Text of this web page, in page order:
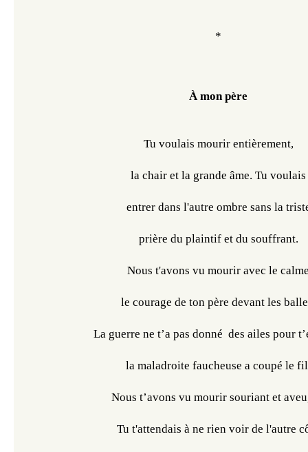
*
À mon père
Tu voulais mourir entièrement,
la chair et la grande âme. Tu voulais
entrer dans l'autre ombre sans la
prière du plaintif et du souffrant.
Nous t'avons vu mourir avec le
le courage de ton père devant les
La guerre ne t’a pas donné  des ailes pour
la maladroite faucheuse a coupé le
Nous t’avons vu mourir souriant et
Tu t'attendais à ne rien voir de l'autre